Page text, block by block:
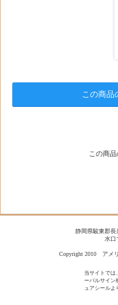
この商品
この商
静岡県駿東郡長
水口
Copyright 2010 アメ
当サイトでは
ーバルサイン
ュアシールよ